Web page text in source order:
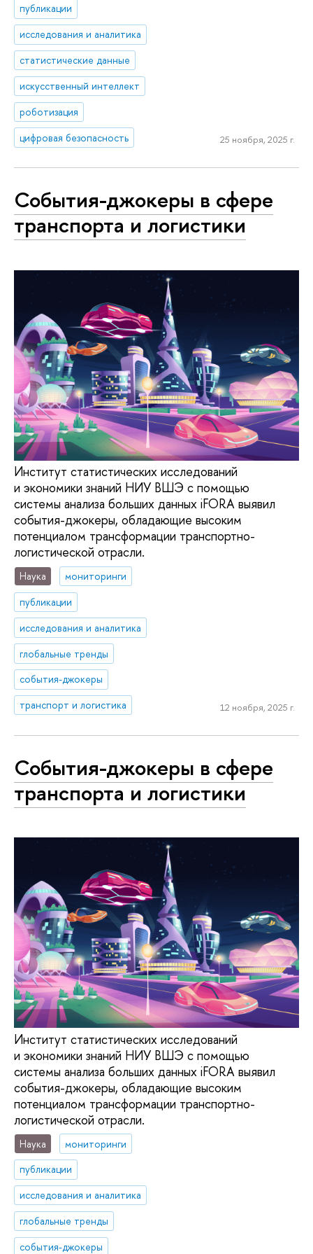
публикации
исследования и аналитика
статистические данные
искусственный интеллект
роботизация
цифровая безопасность
25 ноября, 2025 г.
События-джокеры в сфере
транспорта и логистики
Институт статистических исследований
и экономики знаний НИУ ВШЭ с помощью
системы анализа больших данных iFORA выявил
события-джокеры, обладающие высоким
потенциалом трансформации транспортно-
логистической отрасли.
Наука
мониторинги
публикации
исследования и аналитика
глобальные тренды
события-джокеры
транспорт и логистика
12 ноября, 2025 г.
События-джокеры в сфере
транспорта и логистики
Институт статистических исследований
и экономики знаний НИУ ВШЭ с помощью
системы анализа больших данных iFORA выявил
события-джокеры, обладающие высоким
потенциалом трансформации транспортно-
логистической отрасли.
Наука
мониторинги
публикации
исследования и аналитика
глобальные тренды
события-джокеры